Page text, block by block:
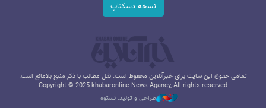
نسخه دسکتاپ
تمامی حقوق این سایت برای خبرآنلاین محفوظ است. نقل مطالب با ذکر منبع بلامانع است.
Copyright © 2025 khabaronline News Agancy, All rights reserved
طراحی و تولید: نستوه